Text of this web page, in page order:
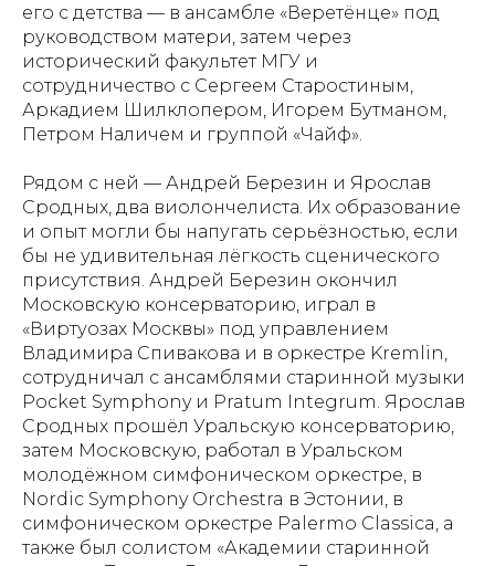
его с детства — в ансамбле «Веретёнце» под
руководством матери, затем через
исторический факультет МГУ и
сотрудничество с Сергеем Старостиным,
Аркадием Шилклопером, Игорем Бутманом,
Петром Наличем и группой «Чайф».
Рядом с ней — Андрей Березин и Ярослав
Сродных, два виолончелиста. Их образование
и опыт могли бы напугать серьёзностью, если
бы не удивительная лёгкость сценического
присутствия. Андрей Березин окончил
Московскую консерваторию, играл в
«Виртуозах Москвы» под управлением
Владимира Спивакова и в оркестре Kremlin,
сотрудничал с ансамблями старинной музыки
Pocket Symphony и Pratum Integrum. Ярослав
Сродных прошёл Уральскую консерваторию,
затем Московскую, работал в Уральском
молодёжном симфоническом оркестре, в
Nordic Symphony Orchestra в Эстонии, в
симфоническом оркестре Palermo Classica, а
также был солистом «Академии старинной